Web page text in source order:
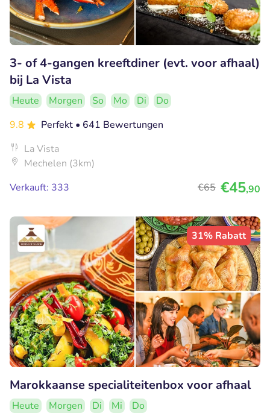
3- of 4-gangen kreeftdiner (evt. voor afhaal)
bij La Vista
Heute Morgen So Mo Di
Do
9.8
Perfekt • 641 Bewertungen
La Vista
Mechelen (3km)
Verkauft: 333
€65 €45,90
31% Rabatt
Marokkaanse specialiteitenbox voor afhaal
Heute Morgen Di Mi
Do